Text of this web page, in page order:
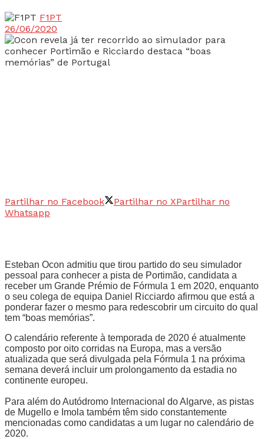
F1PT
26/06/2020
Partilhar no Facebook Partilhar no XPartilhar no
Whatsapp
Esteban Ocon admitiu que tirou partido do seu simulador
pessoal para conhecer a pista de Portimão, candidata a
receber um Grande Prémio de Fórmula 1 em 2020, enquanto
o seu colega de equipa Daniel Ricciardo afirmou que está a
ponderar fazer o mesmo para redescobrir um circuito do qual
tem “boas memórias”.
O calendário referente à temporada de 2020 é atualmente
composto por oito corridas na Europa, mas a versão
atualizada que será divulgada pela Fórmula 1 na próxima
semana deverá incluir um prolongamento da estadia no
continente europeu.
Para além do Autódromo Internacional do Algarve, as pistas
de Mugello e Imola também têm sido constantemente
mencionadas como candidatas a um lugar no calendário de
2020.